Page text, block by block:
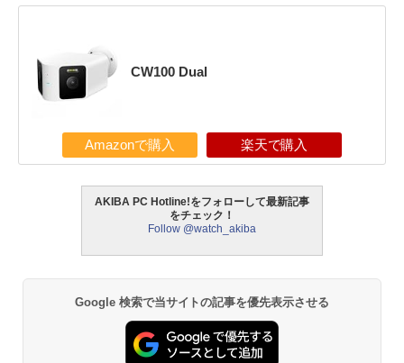
CW100 Dual
Amazonで購入 楽天で購入
AKIBA PC Hotline!をフォローして最新記事
をチェック！
Follow @watch_akiba
Google 検索で当サイトの記事を優先表示させる